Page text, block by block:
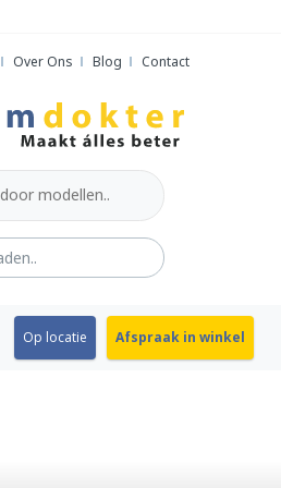
Over Ons Blog Contact
Op locatie Afspraak in winkel